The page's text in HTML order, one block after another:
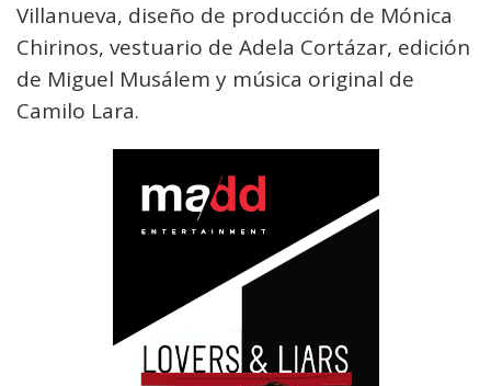
Villanueva, diseño de producción de Mónica
Chirinos, vestuario de Adela Cortázar, edición
de Miguel Musálem y música original de
Camilo Lara.